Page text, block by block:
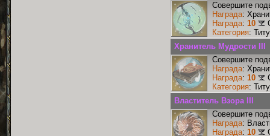
Совершите
Награда:
Награда: 10
Категория:
Хранитель Мудрости III
Совершите
Награда:
Награда: 10
Категория:
Властитель Взора III
Совершите
Награда:
Награда: 10